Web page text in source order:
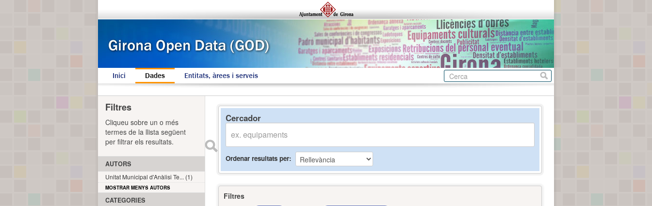
Inici Dades Entitats, àrees i serveis
Cercador
Ordenar resultats per
Filtres
Filtres
Cliqueu sobre un o més
termes de la llista següent
per filtrar els resultats.
AUTORS
Unitat Municipal d'Anàlisi Te... (1)
MOSTRAR MENYS AUTORS
CATEGORIES